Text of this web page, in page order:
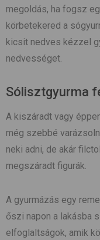
megoldás, ha fogsz
körbetekered a
kicsit nedves kézzel
nedvességet.
Sólisztgyurma
A kiszáradt vagy
még szebbé
neki adni, de akár
megszáradt figurák.
A gyurmázás egy
őszi napon a lakásba
elfoglaltságok, amik